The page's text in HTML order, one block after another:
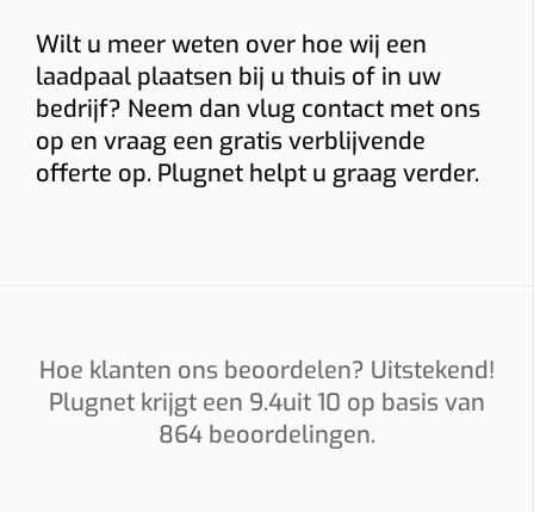
Wilt u meer weten over hoe wij een
laadpaal plaatsen bij u thuis of in uw
bedrijf? Neem dan vlug contact met ons
op en vraag een gratis verblijvende
offerte op. Plugnet helpt u graag verder.
Installatieadres
Foto’s
Ik ga akkoord dat Plugnet mij mag contacteren i.v.m. mijn
aanvraag.
Hoe klanten ons beoordelen? Uitstekend!
Plugnet krijgt een 9.4uit 10 op basis van
864beoordelingen.